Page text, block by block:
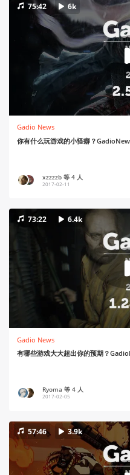
75:42 6k
Gadio News
你有什么玩游戏的小怪癖？
xzzzzb 等 4 人
2017-02-11
73:22 6.4k
Gadio News
有哪些游戏大大超出你的预期？
Ryoma 等 4 人
2017-02-05
57:46 3.9k